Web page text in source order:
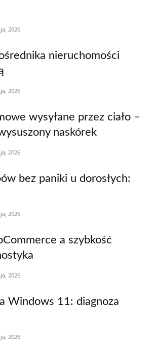
2026
nieruchomości
2026
wysyłane przez ciało –
naskórek
2026
bez paniki u dorosłych:
2026
a szybkość
2026
Windows 11: diagnoza
2026